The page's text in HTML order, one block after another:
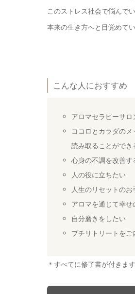
このストレス社会で悩んで
本来の生き方へと目覚めて
こんな人におすすめ
アロマセラピーサロ
ココロとカラダのメ
読み取ることができ
心身の不調を改善す
人の役に立ちたい
人生のリセットの
アロマを通じて幸
自分磨きをしたい
プチリトリートをご
＊すべてに修了書が付きます